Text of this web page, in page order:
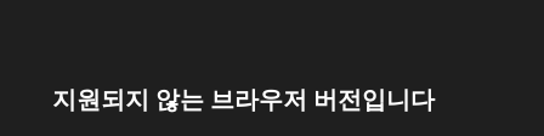
지원되지 않는 브라우저 버전입니다